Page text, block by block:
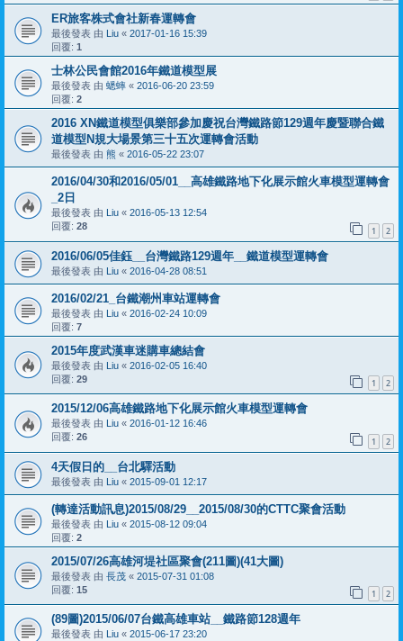
ER旅客株式會社新春運轉會
最後發表 由 Liu « 2017-01-16 15:39
回覆: 1
士林公民會館2016年鐵道模型展
最後發表 由 蟋蟀 « 2016-06-20 23:59
回覆: 2
2016 XN鐵道模型俱樂部參加慶祝台灣鐵路節129週年慶暨聯合鐵
道模型N規大場景第三十五次運轉會活動
最後發表 由 熊 « 2016-05-22 23:07
2016/04/30和2016/05/01__高雄鐵路地下化展示館火車模型運轉會
_2日
最後發表 由 Liu « 2016-05-13 12:54
回覆: 28 1 2
2016/06/05佳鈺__台灣鐵路129週年__鐵道模型運轉會
最後發表 由 Liu « 2016-04-28 08:51
2016/02/21_台鐵潮州車站運轉會
最後發表 由 Liu « 2016-02-24 10:09
回覆: 7
2015年度武漢車迷購車總結會
最後發表 由 Liu « 2016-02-05 16:40
回覆: 29 1 2
2015/12/06高雄鐵路地下化展示館火車模型運轉會
最後發表 由 Liu « 2016-01-12 16:46
回覆: 26 1 2
4天假日的__台北驛活動
最後發表 由 Liu « 2015-09-01 12:17
(轉達活動訊息)2015/08/29__2015/08/30的CTTC聚會活動
最後發表 由 Liu « 2015-08-12 09:04
回覆: 2
2015/07/26高雄河堤社區聚會(211圖)(41大圖)
最後發表 由 長茂 « 2015-07-31 01:08
回覆: 15 1 2
(89圖)2015/06/07台鐵高雄車站__鐵路節128週年
最後發表 由 Liu « 2015-06-17 23:20